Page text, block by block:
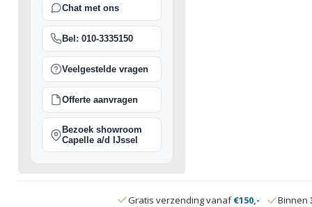
Chat met ons
Bel: 010-3335150
Veelgestelde vragen
Offerte aanvragen
Bezoek showroom
Capelle a/d IJssel
Gratis verzending vanaf€150,- Binnen